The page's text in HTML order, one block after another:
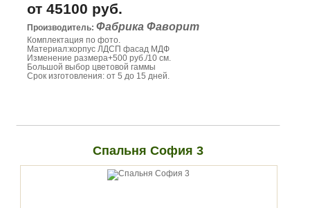
от 45100 руб.
Производитель: Фабрика Фаворит
Комплектация по фото.
Материал:корпус ЛДСП фасад МДФ
Изменение размера+500 руб./10 см.
Большой выбор цветовой гаммы
Срок изготовления: от 5 до 15 дней.
Спальня София 3